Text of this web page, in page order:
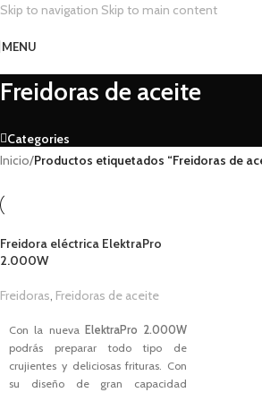
Skip to navigation Skip to main content
MENU
Freidoras de aceite
Categories
Inicio/Productos etiquetados “Freidoras de
Freidora eléctrica ElektraPro
2.000W
Freidoras, Freidoras de aceite
Con la nuevaElektraPro 2.000W
podrás preparar todo tipo de
crujientes y deliciosas frituras. Con
su diseño de gran capacidad